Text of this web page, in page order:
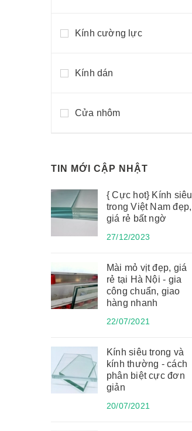
Kính cường lực
Kính dán
Cửa nhôm
TIN MỚI CẬP NHẬT
{ Cực hot} Kính siêu
trong Việt Nam đẹp,
giá rẻ bất ngờ
27/12/2023
Mài mỏ vịt đẹp, giá
rẻ tại Hà Nội - gia
công chuẩn, giao
hàng nhanh
22/07/2021
Kính siêu trong và
kính thường - cách
phân biệt cực đơn
giản
20/07/2021